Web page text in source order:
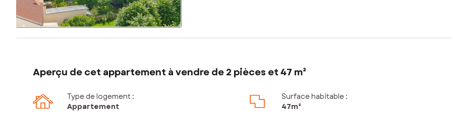
Aperçu de cet appartement à vendre de 2 pièces et 47 m²
Type de logement :
Appartement
Surface habitable :
47m²